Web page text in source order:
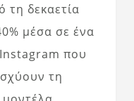
τη δεκαετία
μέσα σε ένα
που
τη